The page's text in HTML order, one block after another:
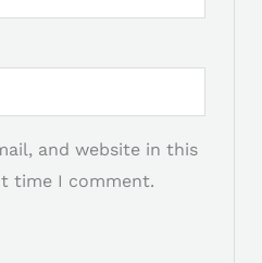
and website in this
time I comment.